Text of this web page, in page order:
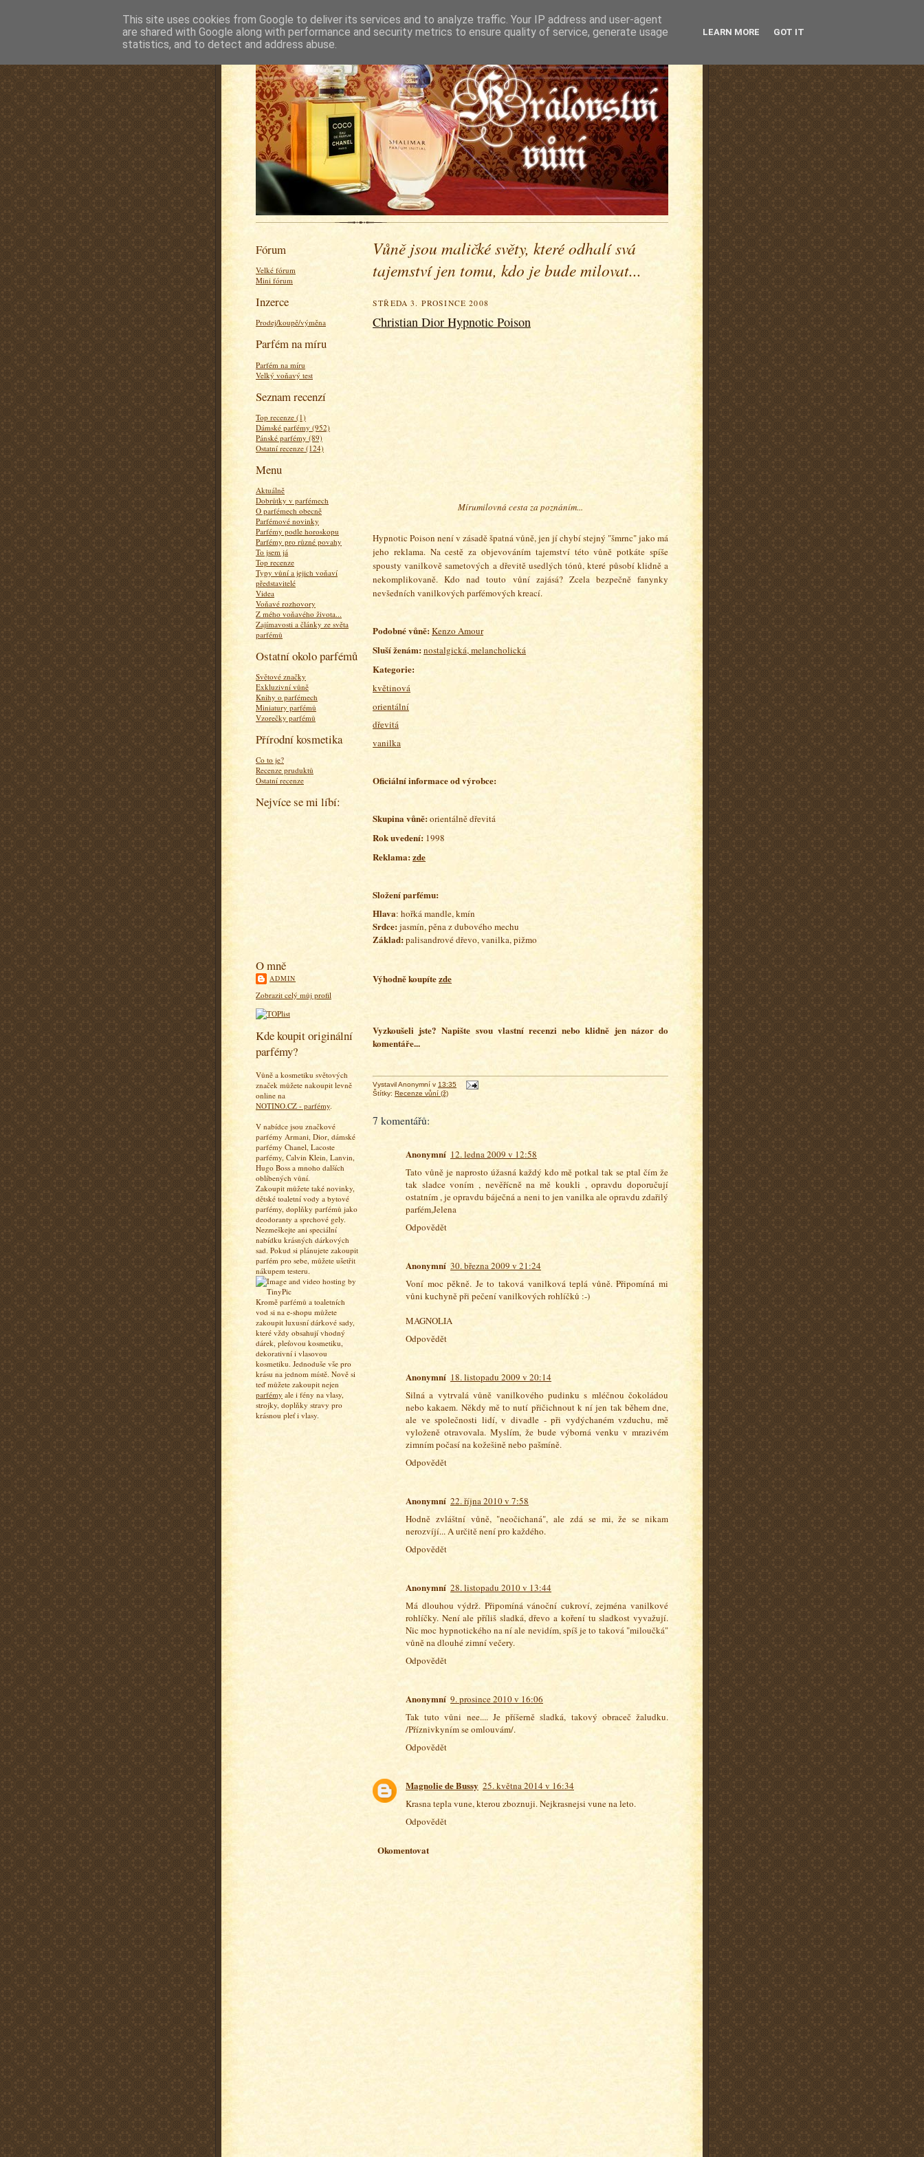
Fórum
Velké fórum
Mini fórum
Inzerce
Prodej/koupě/výměna
Parfém na míru
Parfém na míru
Velký voňavý test
Seznam recenzí
Top recenze (1)
Dámské parfémy (952)
Pánské parfémy (89)
Ostatní recenze (124)
Menu
Aktuálně
Dobrůtky v parfémech
O parfémech obecně
Parfémové novinky
Parfémy podle horoskopu
Parfémy pro různé povahy
To jsem já
Top recenze
Typy vůní a jejich voňaví
představitelé
Videa
Voňavé rozhovory
Z mého voňavého života...
Zajímavosti a články ze světa
parfémů
Ostatní okolo parfémů
Světové značky
Exkluzivní vůně
Knihy o parfémech
Miniatury parfémů
Vzorečky parfémů
Přírodní kosmetika
Co to je?
Recenze pruduktů
Ostatní recenze
Nejvíce se mi líbí:
O mně
ADMIN
Zobrazit celý můj profil
Kde koupit originální
parfémy?
Vůně a kosmetiku světových
značek můžete nakoupit levně
online na
NOTINO.CZ - parfémy.
V nabídce jsou značkové
parfémy Armani, Dior, dámské
parfémy Chanel, Lacoste
parfémy, Calvin Klein, Lanvin,
Hugo Boss a mnoho dalších
oblíbených vůní.
Zakoupit můžete také novinky,
dětské toaletní vody a bytové
parfémy, doplňky parfémů jako
deodoranty a sprchové gely.
Nezmeškejte ani speciální
nabídku krásných dárkových
sad. Pokud si plánujete zakoupit
parfém pro sebe, můžete ušetřit
nákupem testeru.
Kromě parfémů a toaletních
vod si na e-shopu můžete
zakoupit luxusní dárkové sady,
které vždy obsahují vhodný
dárek, pleťovou kosmetiku,
dekorativní i vlasovou
kosmetiku. Jednoduše vše pro
krásu na jednom místě. Nově si
teď můžete zakoupit nejen
parfémy ale i fény na vlasy,
strojky, doplňky stravy pro
krásnou pleť i vlasy.
Vůně jsou maličké světy, které odhalí svá
tajemství jen tomu, kdo je bude milovat...
STŘEDA 3. PROSINCE 2008
Christian Dior Hypnotic Poison
Mírumilovná cesta za poznáním...
Hypnotic Poison není v zásadě špatná vůně, jen jí chybí stejný "šmrnc" jako má
jeho reklama. Na cestě za objevováním tajemství této vůně potkáte spíše
spousty vanilkově sametových a dřevitě usedlých tónů, které působí klidně a
nekomplikovaně. Kdo nad touto vůní zajásá? Zcela bezpečně fanynky
nevšedních vanilkových parfémových kreací.
Podobné vůně:Kenzo Amour
Sluší ženám:nostalgická, melancholická
Kategorie:
květinová
orientální
dřevitá
vanilka
Oficiální informace od výrobce:
Skupina vůně:orientálně dřevitá
Rok uvedení: 1998
Reklama:zde
Složení parfému:
Hlava: hořká mandle, kmín
Srdce:jasmín, pěna z dubového mechu
Základ:palisandrové dřevo, vanilka, pižmo
Výhodně koupítezde
Vyzkoušeli jste? Napište svou vlastní recenzi nebo klidně jen názor do
komentáře...
Vystavil Anonymní v 13:35
Štítky: Recenze vůní (ž)
7 komentářů:
Anonymní 12. ledna 2009 v 12:58
Tato vůně je naprosto úžasná každý kdo mě potkal tak se ptal čím že
tak sladce voním , nevěřícně na mě koukli , opravdu doporučují
ostatním , je opravdu báječná a neni to jen vanilka ale opravdu zdařilý
parfém,Jelena
Odpovědět
Anonymní 30. března 2009 v 21:24
Voní moc pěkně. Je to taková vanilková teplá vůně. Připomíná mi
vůni kuchyně při pečení vanilkových rohlíčků :-)
MAGNOLIA
Odpovědět
Anonymní 18. listopadu 2009 v 20:14
Silná a vytrvalá vůně vanilkového pudinku s mléčnou čokoládou
nebo kakaem. Někdy mě to nutí přičichnout k ní jen tak během dne,
ale ve společnosti lidí, v divadle - při vydýchaném vzduchu, mě
vyloženě otravovala. Myslím, že bude výborná venku v mrazivém
zimním počasí na kožešině nebo pašmíně.
Odpovědět
Anonymní 22. října 2010 v 7:58
Hodně zvláštní vůně, "neočichaná", ale zdá se mi, že se nikam
nerozvíjí... A určitě není pro každého.
Odpovědět
Anonymní 28. listopadu 2010 v 13:44
Má dlouhou výdrž. Připomíná vánoční cukroví, zejména vanilkové
rohlíčky. Není ale příliš sladká, dřevo a koření tu sladkost vyvažují.
Nic moc hypnotického na ní ale nevidím, spíš je to taková "miloučká"
vůně na dlouhé zimní večery.
Odpovědět
Anonymní 9. prosince 2010 v 16:06
Tak tuto vůni nee.... Je příšerně sladká, takový obraceč žaludku.
/Příznivkyním se omlouvám/.
Odpovědět
Magnolie de Bussy 25. května 2014 v 16:34
Krasna tepla vune, kterou zboznuji. Nejkrasnejsi vune na leto.
Odpovědět
Okomentovat
This site uses cookies from Google to deliver its services and to analyze traffic. Your IP address and user-agent
are shared with Google along with performance and security metrics to ensure quality of service, generate usage
statistics, and to detect and address abuse.
LEARN MORE GOT IT